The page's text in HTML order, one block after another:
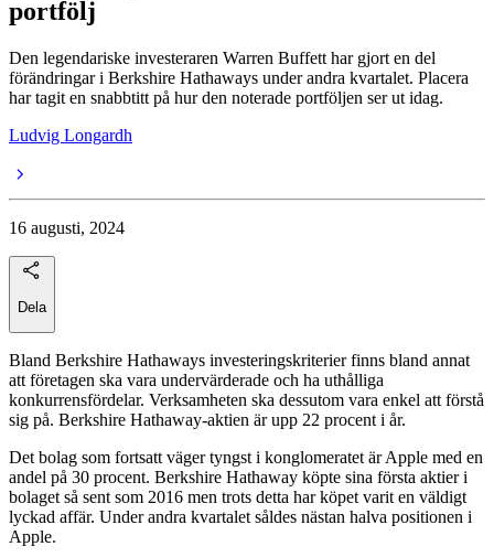
portfölj
Den legendariske investeraren Warren Buffett har gjort en del
förändringar i Berkshire Hathaways under andra kvartalet. Placera
har tagit en snabbtitt på hur den noterade portföljen ser ut idag.
Ludvig Longardh
16 augusti, 2024
Dela
Bland Berkshire Hathaways investeringskriterier finns bland annat
att företagen ska vara undervärderade och ha uthålliga
konkurrensfördelar. Verksamheten ska dessutom vara enkel att förstå
sig på. Berkshire Hathaway-aktien är upp 22 procent i år.
Det bolag som fortsatt väger tyngst i konglomeratet är Apple med en
andel på 30 procent. Berkshire Hathaway köpte sina första aktier i
bolaget så sent som 2016 men trots detta har köpet varit en väldigt
lyckad affär. Under andra kvartalet såldes nästan halva positionen i
Apple.